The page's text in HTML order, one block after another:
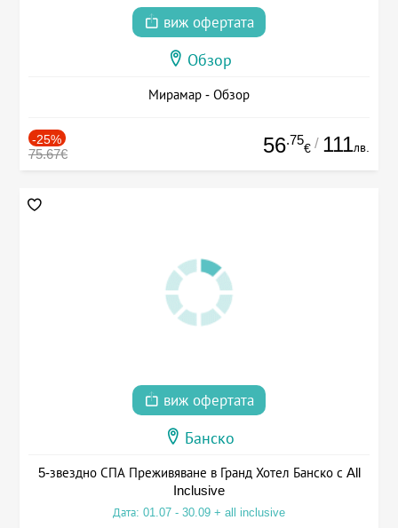
виж офертата
Обзор
Мирамар - Обзор
-25%
75.67€ 56.75
€ / 111лв.
виж офертата
Банско
5-звездно СПА Преживяване в Гранд Хотел Банско с All
Inclusive
Дата: 01.07 - 30.09 + all inclusive